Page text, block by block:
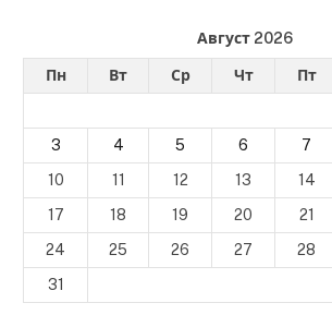
Август 2026
Пн Вт Ср Чт Пт
3
4 5 6 7
10
11 12 13 14
17
18 19 20 21
24
25 26 27 28
31